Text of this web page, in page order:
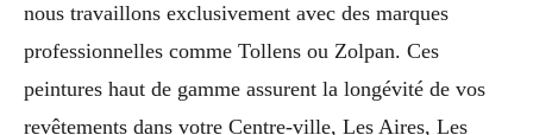
nous travaillons exclusivement avec des marques
professionnelles comme Tollens ou Zolpan. Ces
peintures haut de gamme assurent la longévité de vos
revêtements dans votre Centre-ville, Les Aires, Les